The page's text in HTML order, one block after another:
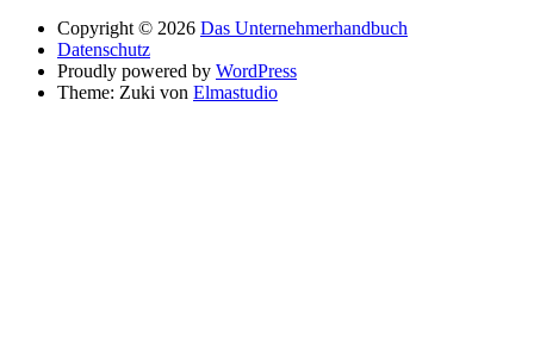
Copyright © 2026 Das Unternehmerhandbuch
Datenschutz
Proudly powered by WordPress
Theme: Zuki von Elmastudio